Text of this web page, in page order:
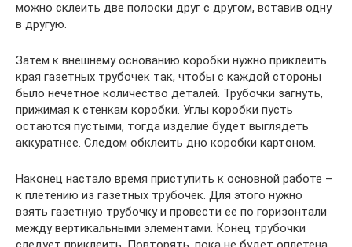
можно склеить две полоски друг с другом, вставив одну
в другую.
Затем к внешнему основанию коробки нужно приклеить
края газетных трубочек так, чтобы с каждой стороны
было нечетное количество деталей. Трубочки загнуть,
прижимая к стенкам коробки. Углы коробки пусть
остаются пустыми, тогда изделие будет выглядеть
аккуратнее. Следом обклеить дно коробки картоном.
Наконец настало время приступить к основной работе –
к плетению из газетных трубочек. Для этого нужно
взять газетную трубочку и провести ее по горизонтали
между вертикальными элементами. Конец трубочки